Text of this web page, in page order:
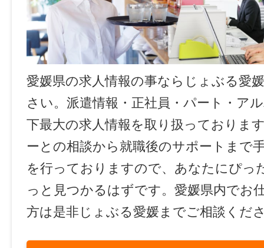
愛媛県の求人情報の事ならじょぶる愛
さい。派遣情報・正社員・パート・ア
下最大の求人情報を取り扱っておりま
ーとの相談から就職後のサポートまで
を行っておりますので、あなたにぴっ
っと見つかるはずです。愛媛県内でお
方は是非じょぶる愛媛までご相談くだ